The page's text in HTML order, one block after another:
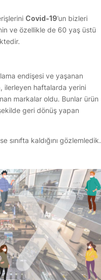
Covid-19’un bizleri
ve özellikle de 60 yaş üstü
endişesi ve yaşanan
ilerleyen haftalarda yerini
markalar oldu. Bunlar ürün
geri dönüş yapan
sınıfta kaldığını gözlemledik.